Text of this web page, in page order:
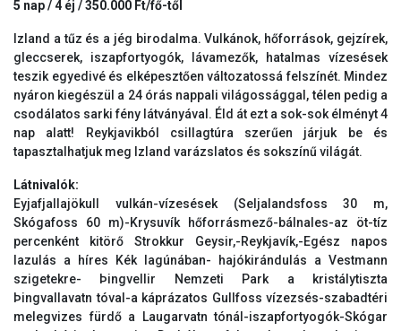
5 nap / 4 éj / 350.000 Ft/fő-től
Izland a tűz és a jég birodalma. Vulkánok, hőforrások, gejzírek,
gleccserek, iszapfortyogók, lávamezők, hatalmas vízesések
teszik egyedivé és elképesztően változatossá felszínét. Mindez
nyáron kiegészül a 24 órás nappali világossággal, télen pedig a
csodálatos sarki fény látványával. Éld át ezt a sok-sok élményt 4
nap alatt! Reykjavikból csillagtúra szerűen járjuk be és
tapasztalhatjuk meg Izland varázslatos és sokszínű világát.
Látnivalók:
Eyjafjallajökull vulkán-vízesések (Seljalandsfoss 30 m,
Skógafoss 60 m)-Krysuvík hőforrásmező-bálnales-az öt-tíz
percenként kitörő Strokkur Geysir,-Reykjavík,-Egész napos
lazulás a híres Kék lagúnában- hajókirándulás a Vestmann
szigetekre- Þingvellir Nemzeti Park a kristálytiszta
Þingvallavatn tóval-a káprázatos Gullfoss vízezsés-szabadtéri
melegvizes fürdő a Laugarvatn tónál-iszapfortyogók-Skógar